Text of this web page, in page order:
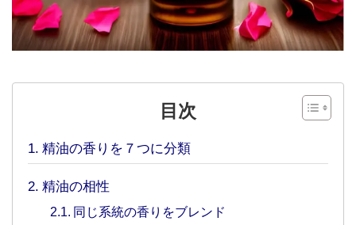
目次
精油の香りを７つに分類
精油の相性
同じ系統の香りをブレンド